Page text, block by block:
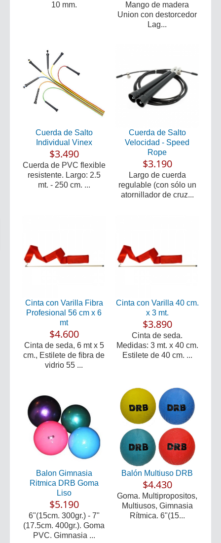
10 mm.
Mango de madera
Union con destorcedor
Lag...
Cuerda de Salto
Individual Vinex
$3.490
Cuerda de PVC flexible
resistente. Largo: 2.5
mt. - 250 cm. ...
Cuerda de Salto
Velocidad - Speed
Rope
$3.190
Largo de cuerda
regulable (con sólo un
atornillador de cruz...
Cinta con Varilla Fibra
Profesional 56 cm x 6
mt
$4.600
Cinta de seda, 6 mt x 5
cm., Estilete de fibra de
vidrio 55 ...
Cinta con Varilla 40 cm.
x 3 mt.
$3.890
Cinta de seda.
Medidas: 3 mt. x 40 cm.
Estilete de 40 cm. ...
Balon Gimnasia
Ritmica DRB Goma
Liso
$5.190
6"(15cm. 300gr.) - 7"
(17.5cm. 400gr.). Goma
PVC. Gimnasia ...
Balón Multiuso DRB
$4.430
Goma. Multipropositos,
Multiusos, Gimnasia
Rítmica. 6"(15...